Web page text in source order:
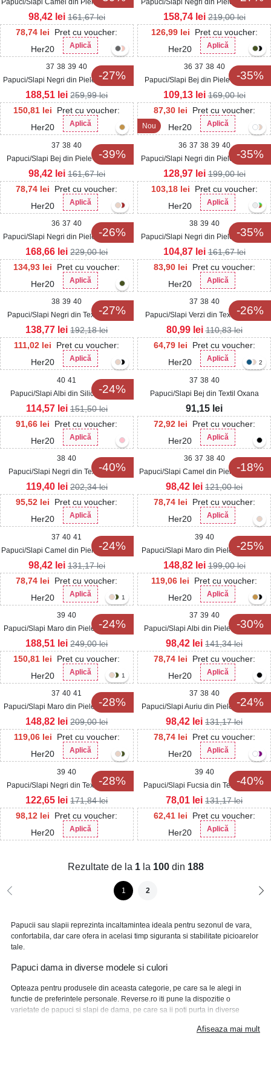
Papuci/Slapi Camel din Piele Ecologica
Intoarsa Jazlyn
78,74 lei
Pret cu voucher:
Her20
Aplică
98,42 lei 161,67lei
Papuci/Slapi Negri din Piele Ecologica
Torya
126,99 lei
Pret cu voucher:
Her20
Aplică
158,74 lei 219,00lei
-27%
37 38 39 40
Papuci/Slapi Negri din Piele Ecologica
Intoarsa Camila
150,81 lei
Pret cu voucher:
Her20
Aplică
188,51 lei 259,99lei
-35%
36 37 38 40
Papuci/Slapi Bej din Piele Ecologica
Intoarsa Lyvie
87,30 lei
Pret cu voucher:
Her20
Aplică
109,13 lei 169,00lei
-39%
37 38 40
Papuci/Slapi Bej din Piele Ecologica
Intoarsa Jazlyn
78,74 lei
Pret cu voucher:
Her20
Aplică
98,42 lei 161,67lei
Nou
-35%
36 37 38 39 40
Papuci/Slapi Negri din Piele Ecologica
Verina
103,18 lei
Pret cu voucher:
Her20
Aplică
128,97 lei 199,00lei
-26%
36 37 40
Papuci/Slapi Negri din Piele Ecologica
Jovella
134,93 lei
Pret cu voucher:
Her20
Aplică
168,66 lei 229,00lei
-35%
38 39 40
Papuci/Slapi Negri din Piele Ecologica
Adisa
83,90 lei
Pret cu voucher:
Her20
Aplică
104,87 lei 161,67lei
-27%
38 39 40
Papuci/Slapi Negri din Textil Medina
111,02 lei
Pret cu voucher:
Her20
Aplică
138,77 lei 192,18lei
-26%
37 38 40
Papuci/Slapi Verzi din Textil Keyana
64,79 lei
Pret cu voucher:
Her20
Aplică
80,99 lei 110,83lei
-24%
40 41
Papuci/Slapi Albi din Silicon Varali
91,66 lei
Pret cu voucher:
Her20
Aplică
114,57 lei 151,50lei
2
37 38 40
Papuci/Slapi Bej din Textil Oxana
72,92 lei
Pret cu voucher:
Her20
Aplică
91,15 lei
-40%
38 40
Papuci/Slapi Negri din Textil Sharla
95,52 lei
Pret cu voucher:
Her20
Aplică
119,40 lei 202,34lei
-18%
36 37 38 40
Papuci/Slapi Camel din Piele Ecologica
Fabiana
78,74 lei
Pret cu voucher:
Her20
Aplică
98,42 lei 121,00lei
-24%
37 40 41
Papuci/Slapi Camel din Piele Ecologica
Faryas
78,74 lei
Pret cu voucher:
Her20
Aplică
98,42 lei 131,17lei
-25%
39 40
Papuci/Slapi Maro din Piele Ecologica
Intoarsa Zenly
119,06 lei
Pret cu voucher:
Her20
Aplică
148,82 lei 199,00lei
-24%
1
39 40
Papuci/Slapi Maro din Piele Ecologica
Intoarsa Kinra
150,81 lei
Pret cu voucher:
Her20
Aplică
188,51 lei 249,00lei
-30%
37 39 40
Papuci/Slapi Albi din Piele Ecologica
Jianna
78,74 lei
Pret cu voucher:
Her20
Aplică
98,42 lei 141,34lei
-28%
1
37 40 41
Papuci/Slapi Maro din Piele Ecologica
Intoarsa Isina
119,06 lei
Pret cu voucher:
Her20
Aplică
148,82 lei 209,00lei
-24%
37 38 40
Papuci/Slapi Auriu din Piele Ecologica
Dora
78,74 lei
Pret cu voucher:
Her20
Aplică
98,42 lei 131,17lei
-28%
39 40
Papuci/Slapi Negri din Textil Jenesis
98,12 lei
Pret cu voucher:
Her20
Aplică
122,65 lei 171,84lei
-40%
39 40
Papuci/Slapi Fucsia din Textil Ravina
62,41 lei
Pret cu voucher:
Her20
Aplică
78,01 lei 131,17lei
Rezultate de la 1la 100din 188
1 2
Papucii sau slapii reprezinta incaltamintea ideala pentru sezonul de vara,
confortabila, dar care ofera in acelasi timp siguranta si stabilitate picioarelor
tale.
Papuci dama in diverse modele si culori
Opteaza pentru produsele din aceasta categorie, pe care sa le alegi in
functie de preferintele personale. Reverse.ro iti pune la dispozitie o
varietate de papuci si slapi de dama, pe care sa ii poti purta in diverse
asortate intr-o tinuta offiice-casual, sau cele casual pot fi purtate in timpul
Afiseaza mai mult